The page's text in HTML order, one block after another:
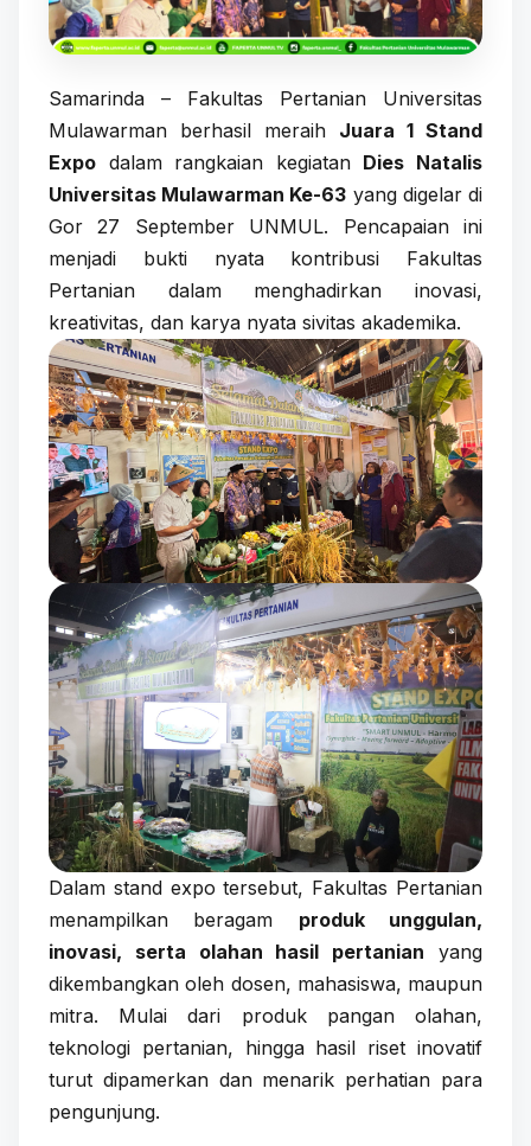
Samarinda – Fakultas Pertanian Universitas
Mulawarman berhasil meraih Juara 1 Stand
Expo dalam rangkaian kegiatan Dies Natalis
Universitas Mulawarman Ke-63 yang digelar di
Gor 27 September UNMUL. Pencapaian ini
menjadi bukti nyata kontribusi Fakultas
Pertanian dalam menghadirkan inovasi,
kreativitas, dan karya nyata sivitas akademika.
Dalam stand expo tersebut, Fakultas Pertanian
menampilkan beragam produk unggulan,
inovasi, serta olahan hasil pertanian yang
dikembangkan oleh dosen, mahasiswa, maupun
mitra. Mulai dari produk pangan olahan,
teknologi pertanian, hingga hasil riset inovatif
turut dipamerkan dan menarik perhatian para
pengunjung.